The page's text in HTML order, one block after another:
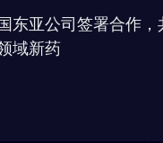
东亚公司签署合作，
域新药